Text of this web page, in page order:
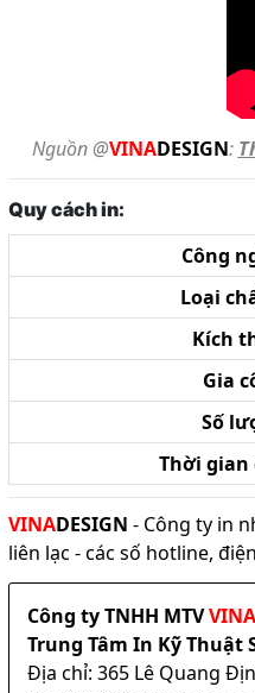
Nguồn @VINADESIGN:
Quy cách in:
Công
Loại
Kích
Gia
Số
Thời gian
VINADESIGN - Công ty in
liên lạc - các số hotline,
Công ty TNHH MTVVINA
Trung Tâm In Kỹ Thuật
Địa chỉ: 365 Lê Quang